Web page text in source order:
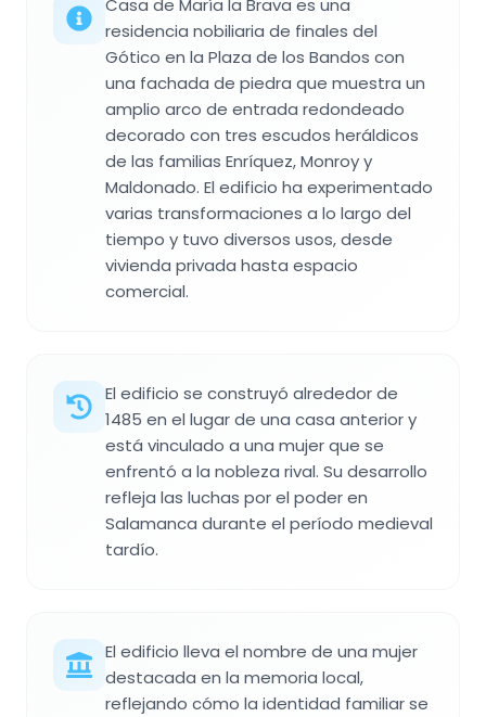
Casa de María la Brava es una
residencia nobiliaria de finales del
Gótico en la Plaza de los Bandos con
una fachada de piedra que muestra un
amplio arco de entrada redondeado
decorado con tres escudos heráldicos
de las familias Enríquez, Monroy y
Maldonado. El edificio ha experimentado
varias transformaciones a lo largo del
tiempo y tuvo diversos usos, desde
vivienda privada hasta espacio
comercial.
El edificio se construyó alrededor de
1485 en el lugar de una casa anterior y
está vinculado a una mujer que se
enfrentó a la nobleza rival. Su desarrollo
refleja las luchas por el poder en
Salamanca durante el período medieval
tardío.
El edificio lleva el nombre de una mujer
destacada en la memoria local,
reflejando cómo la identidad familiar se